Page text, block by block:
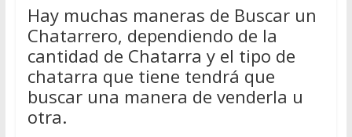
Hay muchas maneras de Buscar un
Chatarrero, dependiendo de la
cantidad de Chatarra y el tipo de
chatarra que tiene tendrá que
buscar una manera de venderla u
otra.